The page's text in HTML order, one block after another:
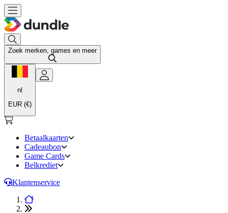
Zoek merken, games en meer
nl
EUR (€)
Betaalkaarten
Cadeaubon
Game Cards
Belkrediet
Klantenservice